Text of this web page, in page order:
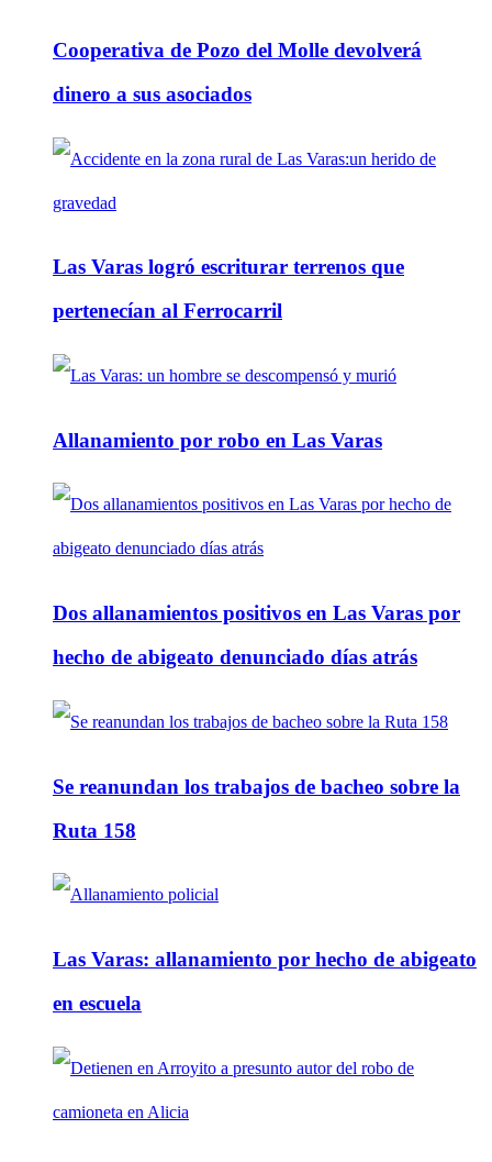
Cooperativa de Pozo del Molle devolverá
dinero a sus asociados
Las Varas logró escriturar terrenos que
pertenecían al Ferrocarril
Allanamiento por robo en Las Varas
Dos allanamientos positivos en Las Varas por
hecho de abigeato denunciado días atrás
Se reanundan los trabajos de bacheo sobre la
Ruta 158
Las Varas: allanamiento por hecho de abigeato
en escuela